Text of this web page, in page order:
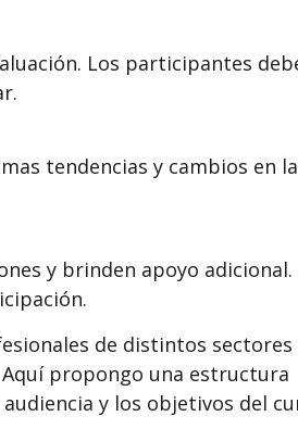
Los participantes
tendencias y cambios en la
y brinden apoyo adicional.
de distintos sectores
propongo una estructura
y los objetivos del